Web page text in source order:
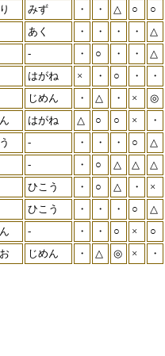
みず ・ ・ △ ○ ○
あく ・ ・ ・ ・ △
- ・ ○ ・ ・ △
はがね × ・ ○ ・ ・
じめん ・ △ ・ × ◎
はがね △ ○ ○ × ・
- ・ ・ ・ ○ △
- ・ ○ △ △ △
ひこう ・ ○ △ ・ ×
ひこう ・ ・ ・ ○ △
- ・ ・ ○ × ○
じめん ・ △ ◎ × ・